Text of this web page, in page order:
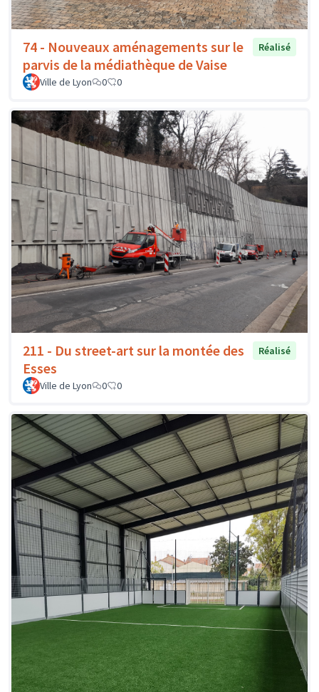
74 - Nouveaux aménagements sur le
parvis de la médiathèque de Vaise
Réalisé
Ville de Lyon 0 0
211 - Du street-art sur la montée des
Esses
Réalisé
Ville de Lyon 0 0